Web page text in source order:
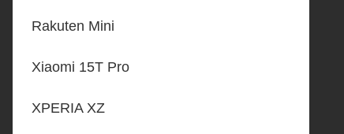
Rakuten Mini
Xiaomi 15T Pro
XPERIA XZ